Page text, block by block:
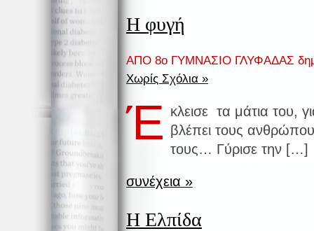
Η φυγή
ΑΠΟ 8ο ΓΥΜΝΑΣΙΟ ΓΛΥΦΑΔΑΣ
Χωρίς Σχόλια »
Έ κλεισε τα μάτια του,
βλέπει τους
τους… Γύρισε την […]
συνέχεια »
Η Ελπίδα